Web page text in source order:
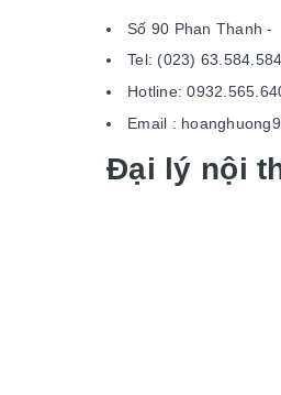
Số 90 Phan Thanh -
Tel: (023) 63.584.584
Hotline:
Email :
Đại lý nội